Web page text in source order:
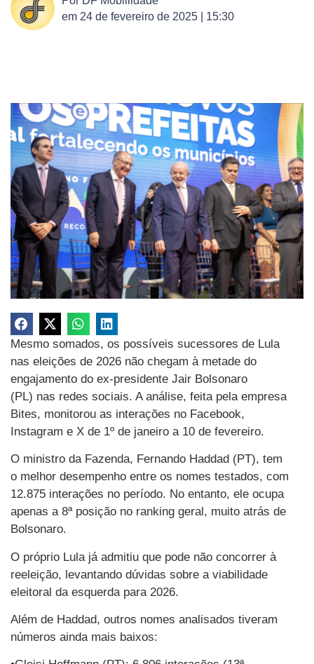
em 24 de fevereiro de 2025 | 15:30
Mesmo somados, os possíveis sucessores de Lula
nas eleições de 2026 não chegam à metade do
engajamento do ex-presidente Jair Bolsonaro
(PL) nas redes sociais. A análise, feita pela empresa
Bites, monitorou as interações no Facebook,
Instagram e X de 1º de janeiro a 10 de fevereiro.
O ministro da Fazenda, Fernando Haddad (PT), tem
o melhor desempenho entre os nomes testados, com
12.875 interações no período. No entanto, ele ocupa
apenas a 8ª posição no ranking geral, muito atrás de
Bolsonaro.
O próprio Lula já admitiu que pode não concorrer à
reeleição, levantando dúvidas sobre a viabilidade
eleitoral da esquerda para 2026.
Além de Haddad, outros nomes analisados tiveram
números ainda mais baixos: